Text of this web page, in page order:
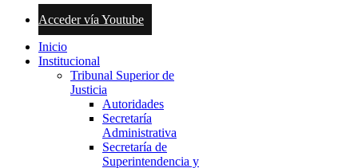
Acceder vía Youtube
Inicio
Institucional
Tribunal Superior de
Justicia
Autoridades
Secretaría
Administrativa
Secretaría de
Superintendencia y